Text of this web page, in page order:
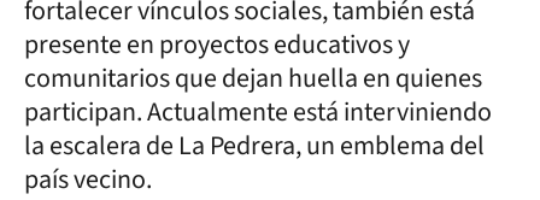
fortalecer vínculos sociales, también está
presente en proyectos educativos y
comunitarios que dejan huella en quienes
participan. Actualmente está interviniendo
la escalera de La Pedrera, un emblema del
país vecino.